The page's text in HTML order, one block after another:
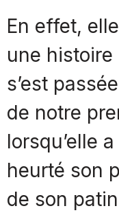
En effet,
une
s’est
de notre
lorsqu’elle
heurté son
de son